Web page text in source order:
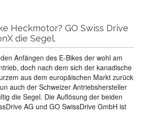
Heckmotor? GO Swiss Drive
die Segel.
Anfängen des E-Bikes der wohl am
doch nach dem sich der kanadische
aus dem europäischen Markt zurück
auch der Schweizer Antriebshersteller
die Segel. Die Auflösung der beiden
AG und GO SwissDrive GmbH ist